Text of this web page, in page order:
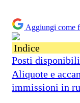
Aggiungi come
Indice
Posti
Aliquote e
immissioni in